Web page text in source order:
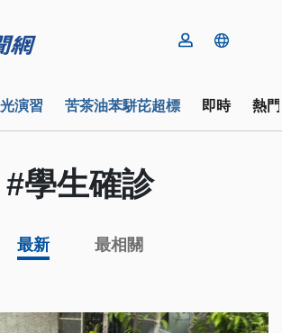
演習 苦茶油苯駢芘超標 即時 熱
#學生確診
最新 最相關